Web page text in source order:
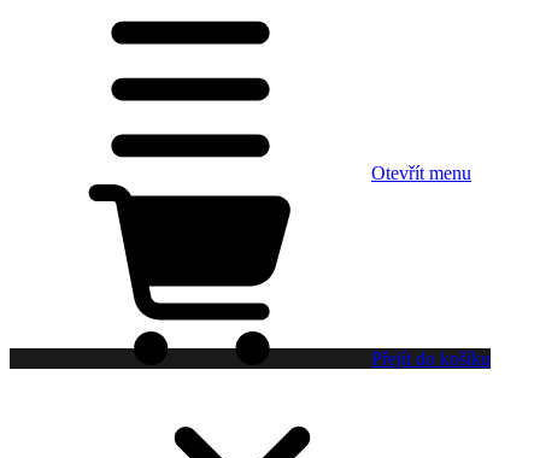
Otevřít menu
Přejít do košíku